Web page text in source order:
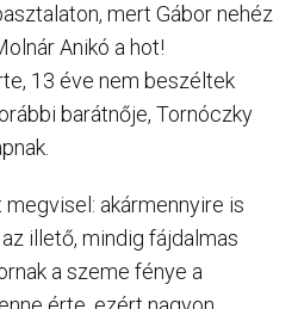
mert Gábor nehéz
Anikó a hot!
13 éve nem beszéltek
barátnője, Tornóczky
megvisel: akármennyire is
illető, mindig fájdalmas
a szeme fénye a